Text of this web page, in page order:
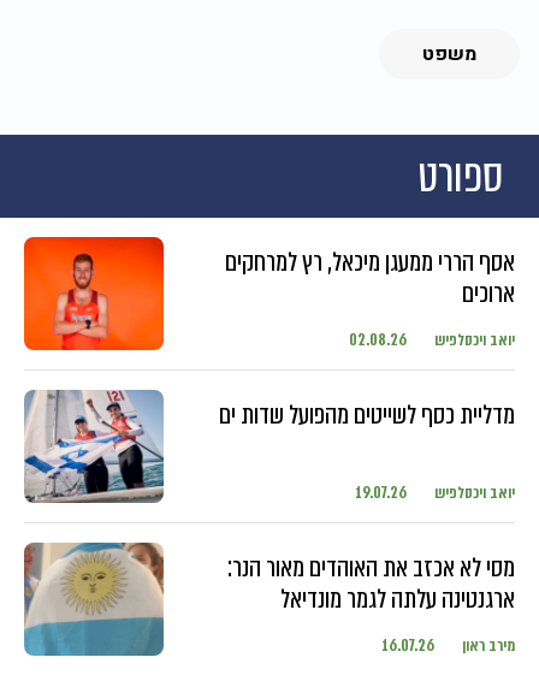
משפט
ספורט
אסף הררי ממעגן מיכאל, רץ למרחקים
ארוכים
יואב ויכסלפיש 02.08.26
מדליית כסף לשייטים מהפועל שדות ים
יואב ויכסלפיש 19.07.26
מסי לא אכזב את האוהדים מאור הנר:
ארגנטינה עלתה לגמר מונדיאל
מירב ראון 16.07.26